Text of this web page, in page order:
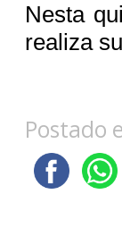
Nesta
realiza
Postado